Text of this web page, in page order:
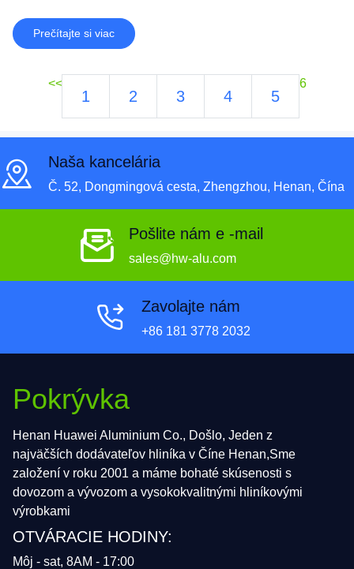
Prečítajte si viac
<<
1 2 3 4 5
6
Naša kancelária
Č. 52, Dongmingová cesta, Zhengzhou, Henan, Čína
Pošlite nám e -mail
sales@hw-alu.com
Zavolajte nám
+86 181 3778 2032
Pokrývka
Henan Huawei Aluminium Co., Došlo, Jeden z
najväčších dodávateľov hliníka v Číne Henan,Sme
založení v roku 2001 a máme bohaté skúsenosti s
dovozom a vývozom a vysokokvalitnými hliníkovými
výrobkami
OTVÁRACIE HODINY:
Môj - sat, 8AM - 17:00